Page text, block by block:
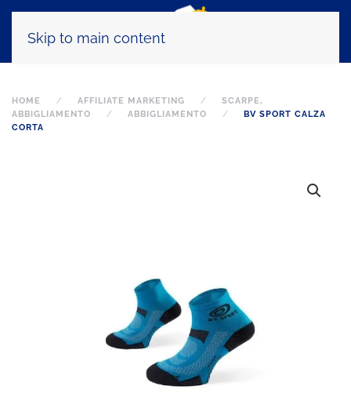
Skip to main content
HOME AFFILIATE MARKETING
SCARPE,
ABBIGLIAMENTO
ABBIGLIAMENTO
BV SPORT CALZA
CORTA